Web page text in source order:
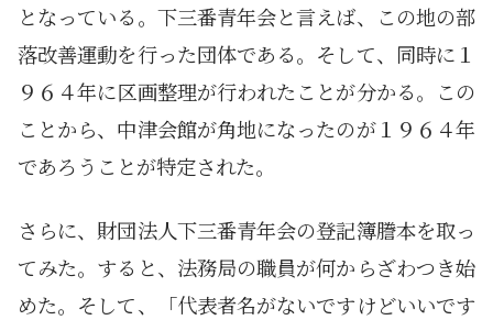
となっている。下三番青年会と言えば、この地の部
落改善運動を行った団体である。そして、同時に１
９６４年に区画整理が行われたことが分かる。この
ことから、中津会館が角地になったのが１９６４年
であろうことが特定された。
さらに、財団法人下三番青年会の登記簿謄本を取っ
てみた。すると、法務局の職員が何からざわつき始
めた。そして、「代表者名がないですけどいいです